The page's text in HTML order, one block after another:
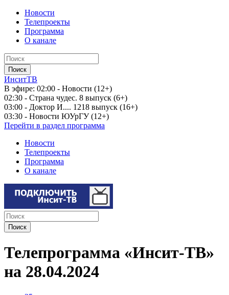
Новости
Телепроекты
Программа
О канале
ИнситТВ
В эфире: 02:00 - Новости (12+)
02:30 - Страна чудес. 8 выпуск (6+)
03:00 - Доктор И.... 1218 выпуск (16+)
03:30 - Новости ЮУрГУ (12+)
Перейти в раздел программа
Новости
Телепроекты
Программа
О канале
Телепрограмма «Инсит-ТВ»
на 28.04.2024